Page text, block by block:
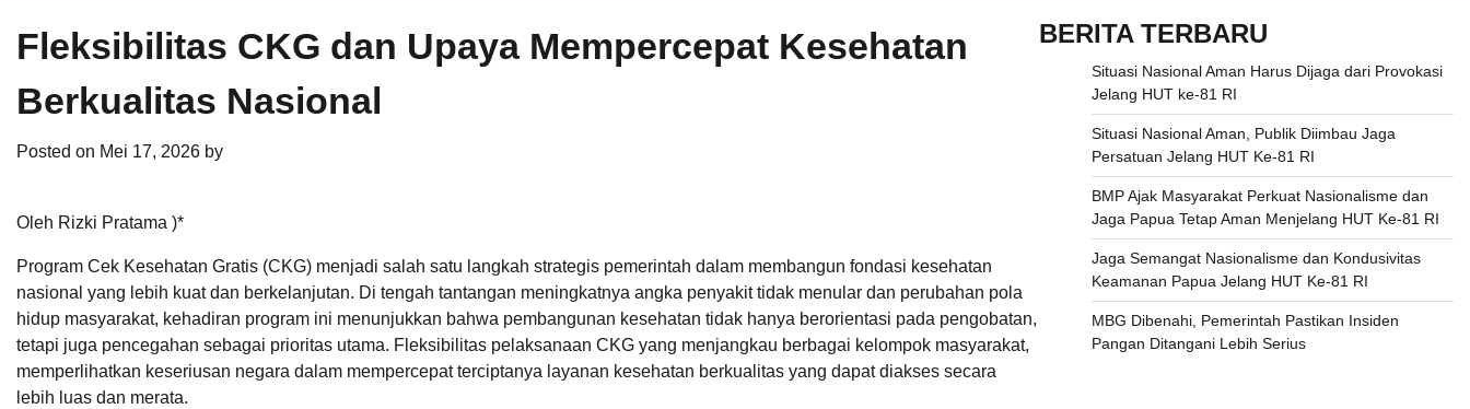
Fleksibilitas CKG dan Upaya Mempercepat Kesehatan
Berkualitas Nasional
Posted on Mei 17, 2026 by
Oleh Rizki Pratama )*
Program Cek Kesehatan Gratis (CKG) menjadi salah satu langkah strategis pemerintah dalam membangun fondasi kesehatan
nasional yang lebih kuat dan berkelanjutan. Di tengah tantangan meningkatnya angka penyakit tidak menular dan perubahan pola
hidup masyarakat, kehadiran program ini menunjukkan bahwa pembangunan kesehatan tidak hanya berorientasi pada pengobatan,
tetapi juga pencegahan sebagai prioritas utama. Fleksibilitas pelaksanaan CKG yang menjangkau berbagai kelompok masyarakat,
memperlihatkan keseriusan negara dalam mempercepat terciptanya layanan kesehatan berkualitas yang dapat diakses secara
lebih luas dan merata.
BERITA TERBARU
Situasi Nasional Aman Harus Dijaga dari Provokasi
Jelang HUT ke-81 RI
Situasi Nasional Aman, Publik Diimbau Jaga
Persatuan Jelang HUT Ke-81 RI
BMP Ajak Masyarakat Perkuat Nasionalisme dan
Jaga Papua Tetap Aman Menjelang HUT Ke-81 RI
Jaga Semangat Nasionalisme dan Kondusivitas
Keamanan Papua Jelang HUT Ke-81 RI
MBG Dibenahi, Pemerintah Pastikan Insiden
Pangan Ditangani Lebih Serius